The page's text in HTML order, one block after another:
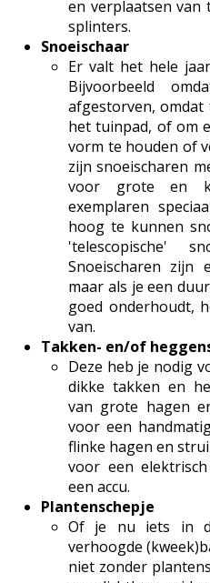
en verplaatsen
splinters.
Snoeischaar
Er valt het hele
Bijvoorbeeld
afgestorven,
het tuinpad, of om
vorm te houden of
zijn snoeischaren
voor grote en
exemplaren
hoog te kunnen
'telescopische'
Snoeischaren zijn
maar als je een
goed onderhoudt,
van.
Takken- en/of
Deze heb je nodig
dikke takken en
van grote hagen
voor een
flinke hagen en
voor een
een accu.
Plantenschepje
Of je nu iets in
verhoogde
niet zonder